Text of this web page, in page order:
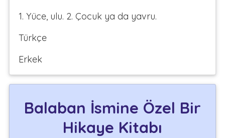
1. Yüce, ulu. 2. Çocuk ya da yavru.
Türkçe
Erkek
Balaban İsmine Özel Bir
Hikaye Kitabı